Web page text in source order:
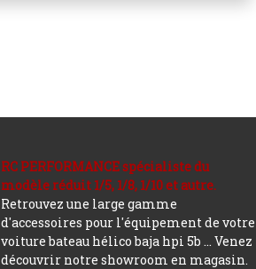
RC PERFORMANCE spécialiste du
modèle réduit 1/5, 1/8, 1/10 et autre.
Retrouvez une large gamme
d'accessoires pour l'équipement de votre
voiture bateau hélico baja hpi 5b ... Venez
découvrir notre showroom en magasin.